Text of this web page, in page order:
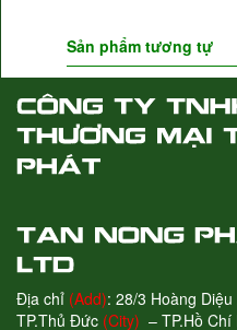
Sản phẩm tương tự
Địa chỉ (Add): 28/3 Hoàng Diệu
TP.Thủ Đức (City) – TP.Hồ Chí